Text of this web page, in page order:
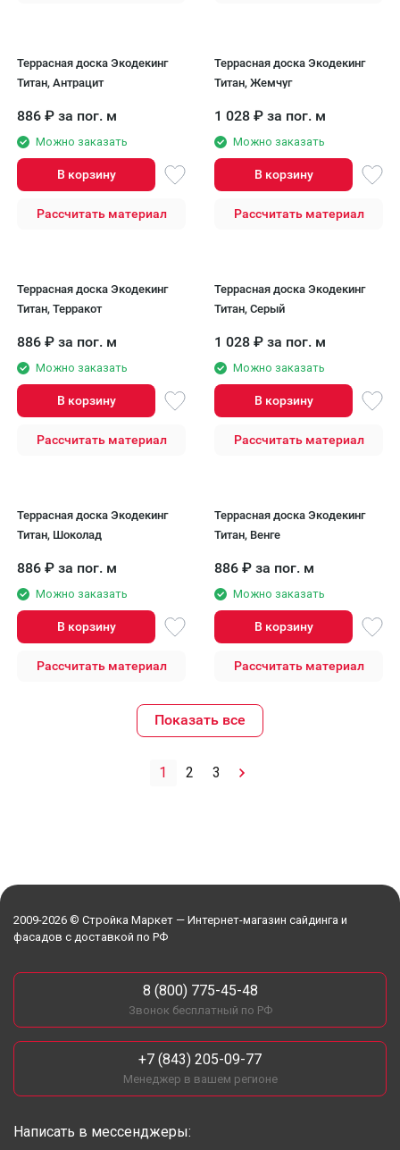
Террасная доска Экодекинг
Титан, Антрацит
886 ₽ за пог. м
Можно заказать
В корзину
Рассчитать материал
Террасная доска Экодекинг
Титан, Жемчуг
1 028 ₽ за пог. м
Можно заказать
В корзину
Рассчитать материал
Террасная доска Экодекинг
Титан, Терракот
886 ₽ за пог. м
Можно заказать
В корзину
Рассчитать материал
Террасная доска Экодекинг
Титан, Серый
1 028 ₽ за пог. м
Можно заказать
В корзину
Рассчитать материал
Террасная доска Экодекинг
Титан, Шоколад
886 ₽ за пог. м
Можно заказать
В корзину
Рассчитать материал
Террасная доска Экодекинг
Титан, Венге
886 ₽ за пог. м
Можно заказать
В корзину
Рассчитать материал
Показать все
1 2 3
2009-2026 © Стройка Маркет — Интернет-магазин сайдинга и
фасадов с доставкой по РФ
8 (800) 775-45-48
Звонок бесплатный по РФ
+7 (843) 205-09-77
Менеджер в вашем регионе
Написать в мессенджеры: